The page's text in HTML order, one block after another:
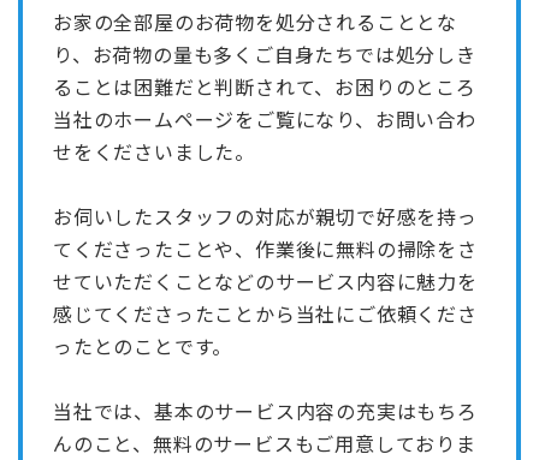
お家の全部屋のお荷物を処分されることとな
り、お荷物の量も多くご自身たちでは処分しき
ることは困難だと判断されて、お困りのところ
当社のホームページをご覧になり、お問い合わ
せをくださいました。
お伺いしたスタッフの対応が親切で好感を持っ
てくださったことや、作業後に無料の掃除をさ
せていただくことなどのサービス内容に魅力を
感じてくださったことから当社にご依頼くださ
ったとのことです。
当社では、基本のサービス内容の充実はもちろ
んのこと、無料のサービスもご用意しておりま